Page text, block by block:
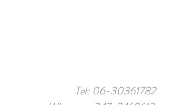
Tel: 06-30361782